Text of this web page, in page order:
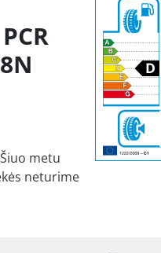
Šiuo metu
neturime